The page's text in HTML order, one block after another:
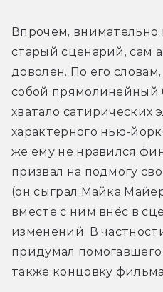
Впрочем, внимательно
старый сценарий, сам
доволен. По его
собой прямолинейный
хватало сатирических
характерного нью-
же ему не нравился
призвал на подмогу
(он сыграл Майка
вместе с ним внёс в
изменений. В
придумал
также концовку